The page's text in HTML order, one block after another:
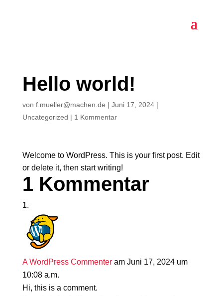
Hello world!
von f.mueller@machen.de | Juni 17, 2024|
Uncategorized | 1 Kommentar
Welcome to WordPress. This is your first post. Edit
or delete it, then start writing!
1 Kommentar
A WordPress Commenter am Juni 17, 2024 um
10:08 a.m.
Hi, this is a comment.